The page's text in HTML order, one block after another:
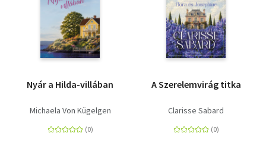
Nyár a Hilda-villában
Michaela Von Kügelgen
A Szerelemvirág titka
Clarisse Sabard